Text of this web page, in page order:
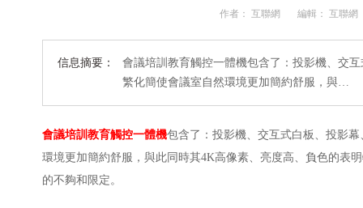
作者： 互聯網 編輯： 互聯網
信息摘要：
會議培訓教育觸控一體機包含了：投影機、交
繁化簡使會議室自然環境更加簡約舒服，與…
會議培訓教育觸控一體機包含了：投影機、交互式白板、投影
環境更加簡約舒服，與此同時其4K高像素、亮度高、負色的表
的不夠和限定。